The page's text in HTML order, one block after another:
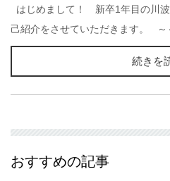
はじめまして！ 新卒1年目の川
己紹介をさせていただきます。
続きを
おすすめの記事